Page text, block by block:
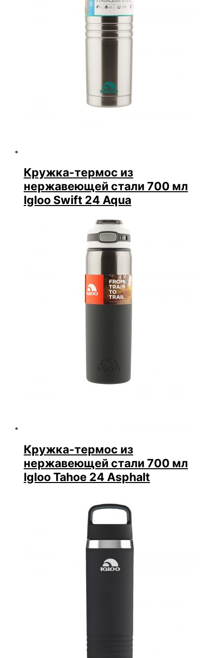
Кружка-термос из
нержавеющей стали 700 мл
Igloo Swift 24 Aqua
Кружка-термос из
нержавеющей стали 700 мл
Igloo Tahoe 24 Asphalt